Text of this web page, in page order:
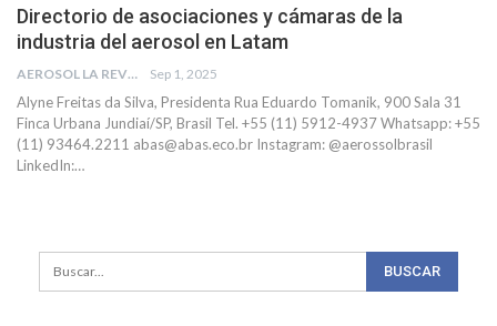
Directorio de asociaciones y cámaras de la
industria del aerosol en Latam
AEROSOL LA REVISTA Sep 1, 2025
Alyne Freitas da Silva, Presidenta Rua Eduardo Tomanik, 900 Sala 31
Finca Urbana Jundiaí/SP, Brasil Tel. +55 (11) 5912-4937Whatsapp: +55
(11) 93464.2211 abas@abas.eco.br Instagram: @aerossolbrasil
LinkedIn:…